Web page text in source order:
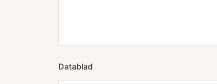
Datablad